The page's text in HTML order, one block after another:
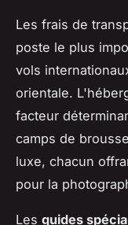
Les frais de
poste le plus
vols
orientale.
facteur
camps de
luxe, chacun
pour la
Les guides